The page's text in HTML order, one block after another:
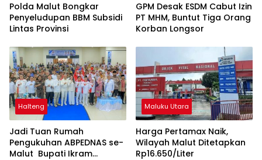
Polda Malut Bongkar
Penyeludupan BBM Subsidi
Lintas Provinsi
GPM Desak ESDM Cabut Izin
PT MHM, Buntut Tiga Orang
Korban Longsor
Halteng
Jadi Tuan Rumah
Pengukuhan ABPEDNAS se-
Malut Bupati Ikram
Maluku Utara
Harga Pertamax Naik,
Wilayah Malut Ditetapkan
Rp16.650/Liter